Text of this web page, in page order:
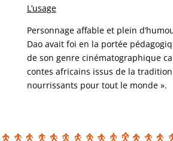
L’usage
Personnage affable et plein
Dao avait foi en la portée
de son genre cinématographique
contes africains issus de la
nourrissants pour tout le monde ».